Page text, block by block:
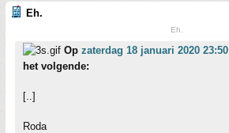
Eh.
Eh.
Op zaterdag 18 januari 2020 23:50
het volgende:
[..]
Roda